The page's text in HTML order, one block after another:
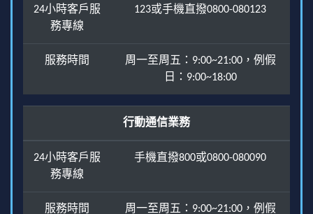
24小時客戶服
務專線
123或手機直撥0800-080123
服務時間
周一至周五：9:00~21:00，例假
日：9:00~18:00
行動通信業務
24小時客戶服
務專線
手機直撥800或0800-080090
服務時間
周一至周五：9:00~21:00，例假